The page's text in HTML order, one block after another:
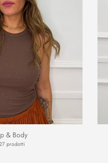
& Body
prodotti